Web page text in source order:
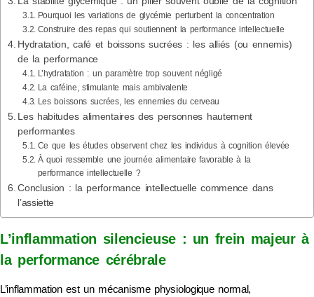
Pourquoi les variations de glycémie perturbent la concentration
Construire des repas qui soutiennent la performance intellectuelle
Hydratation, café et boissons sucrées : les alliés (ou ennemis)
de la performance
L’hydratation : un paramètre trop souvent négligé
La caféine, stimulante mais ambivalente
Les boissons sucrées, les ennemies du cerveau
Les habitudes alimentaires des personnes hautement
performantes
Ce que les études observent chez les individus à cognition élevée
À quoi ressemble une journée alimentaire favorable à la
performance intellectuelle ?
Conclusion : la performance intellectuelle commence dans
l’assiette
L’inflammation silencieuse : un frein majeur à
la performance cérébrale
L’inflammation est un mécanisme physiologique normal,